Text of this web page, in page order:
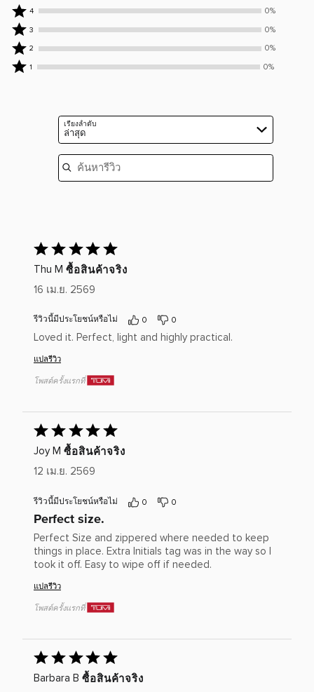
คะแนน
ดาว
โดย
ผู้
ให้
คะแนน
4
ดาว
โดย
4 0%
ให้
คะแนน
3
ดาว
3 0%
ให้
คะแนน
2
2 0%
ให้
1 0%
เรียงลำดับ
ล่าสุด
ค้นหารีวิว
ให้
คะแนน
เต็ม
Thu M ซื้อสินค้าจริง
16 เม.ย. 2569
รีวิวนี้มีประโยชน์หรือไม่ 0 0
Loved it. Perfect, light and highly practical.
แปลรีวิว
โพสต์ครั้งแรกที่
ให้
คะแนน
เต็ม
Joy M ซื้อสินค้าจริง
12 เม.ย. 2569
รีวิวนี้มีประโยชน์หรือไม่ 0 0
Perfect size.
Perfect Size and zippered where needed to keep
things in place. Extra Initials tag was in the way so I
took it off. Easy to wipe off if needed.
แปลรีวิว
โพสต์ครั้งแรกที่
ให้
คะแนน
Barbara B ซื้อสินค้าจริง